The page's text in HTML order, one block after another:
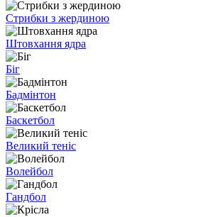
Стрибки з жердиною
Штовхання ядра
Біг
Бадмінтон
Баскетбол
Великий теніс
Волейбол
Гандбол